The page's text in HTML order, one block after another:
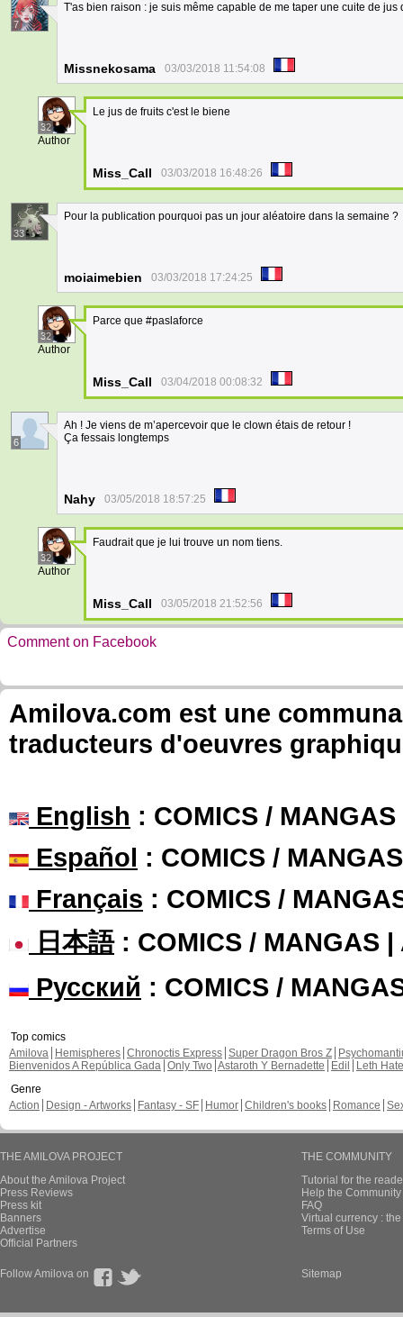
7
T'as bien raison : je suis même capable de me taper une cuite de jus
Missnekosama 03/03/2018 11:54:08
32
Author
Le jus de fruits c'est le biene
Miss_Call 03/03/2018 16:48:26
33
Pour la publication pourquoi pas un jour aléatoire dans la semaine ?
moiaimebien 03/03/2018 17:24:25
32
Author
Parce que #paslaforce
Miss_Call 03/04/2018 00:08:32
6
Ah ! Je viens de m’apercevoir que le clown étais de retour !
Ça fessais longtemps
Nahy 03/05/2018 18:57:25
32
Author
Faudrait que je lui trouve un nom tiens.
Miss_Call 03/05/2018 21:52:56
Comment on Facebook
Amilova.com est une
traducteurs d'oeuvres
English : COMICS /
Español : COMICS /
Français : COMICS /
日本語: COMICS / MANGAS |
Русский : COMICS /
Top comics
Amilova
Hemispheres Chronoctis Express Super Dragon Bros Z
Bienvenidos A República Gada Only Two Astaroth Y Bernadette Edil
Leth Hate
Genre
Action
Design - Artworks Fantasy - SF Humor Children's books Romance
THE AMILOVA PROJECT
About the Amilova Project
Press Reviews
Press kit
Banners
Advertise
Official Partners
THE COMMUNITY
Tutorial for the
Help the
FAQ
Virtual currency :
Terms of Use
Follow Amilova on Sitemap